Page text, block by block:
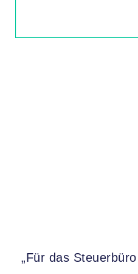
„Für das